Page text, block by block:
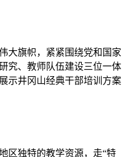
大旗帜，紧紧围绕党和国家
究、教师队伍建设三位一体
示井冈山经典干部培训方案
区独特的教学资源，走“特